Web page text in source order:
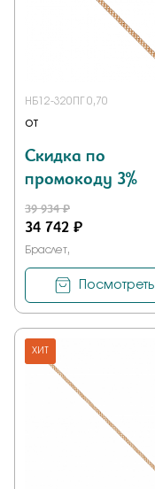
НБ12-320ПГ 0,70
от
Скидка по
промокоду 3%
39 934 ₽
34 742 ₽
Браслет,
Посмотреть
ХИТ